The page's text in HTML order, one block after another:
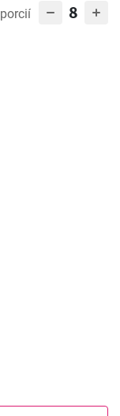
porcií 8